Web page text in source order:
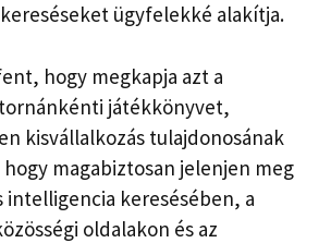
ügyfelekké alakítja.
hogy megkapja azt a
játékkönyvet,
kisvállalkozás tulajdonosának
magabiztosan jelenjen meg
intelligencia keresésében, a
oldalakon és az